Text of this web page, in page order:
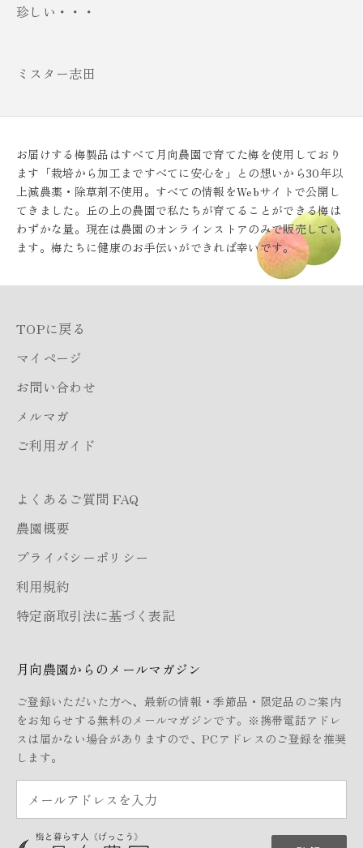
珍しい・・・
ミスター志田
お届けする梅製品はすべて月向農園で育てた梅を使用しており
ます「栽培から加工まですべてに安心を」との想いから30年以
上減農薬・除草剤不使用。すべての情報をWebサイトで公開し
てきました。丘の上の農園で私たちが育てることができる梅は
わずかな量。現在は農園のオンラインストアのみで販売してい
ます。梅たちに健康のお手伝いができれば幸いです。
TOPに戻る
マイページ
お問い合わせ
メルマガ
ご利用ガイド
よくあるご質問 FAQ
農園概要
プライバシーポリシー
利用規約
特定商取引法に基づく表記
月向農園からのメールマガジン
ご登録いただいた方へ、最新の情報・季節品・限定品のご案内
をお知らせする無料のメールマガジンです。※携帯電話アドレ
スは届かない場合がありますので、PCアドレスのご登録を推奨
します。